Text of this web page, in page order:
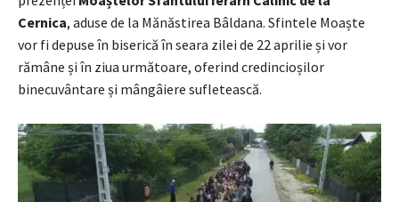
Cernica, aduse de la Mănăstirea Bâldana. Sfintele Moaște
vor fi depuse în biserică în seara zilei de 22 aprilie și vor
rămâne și în ziua următoare, oferind credincioșilor
binecuvântare și mângâiere sufletească.